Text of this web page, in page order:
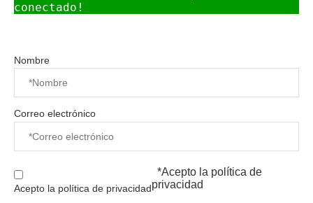
conectado!
Nombre
Correo electrónico
Acepto la política de privacidad
*Acepto la política de
privacidad